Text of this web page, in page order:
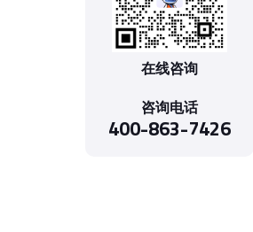
在线咨询
咨询电话
400-863-7426